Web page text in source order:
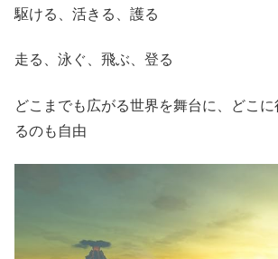
駆ける、活きる、護る
走る、泳ぐ、飛ぶ、登る
どこまでも広がる世界を舞台に、どこ
るのも自由